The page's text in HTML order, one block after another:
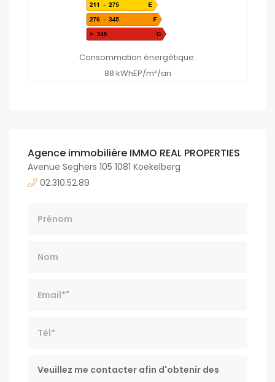
Consommation énergétique:
88 kWhEP/m²/an
Agence immobilière IMMO REAL PROPERTIES
Avenue Seghers 105 1081 Koekelberg
02.310.52.89
Message